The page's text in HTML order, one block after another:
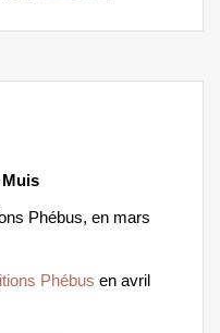
Muis
Phébus, en mars
Phébus en avril